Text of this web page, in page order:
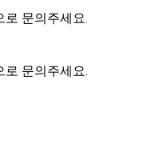
로 문의주세요.
로 문의주세요.